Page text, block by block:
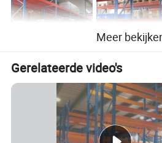
Basisinformatie
Type
Meer
Gerelateerde video's